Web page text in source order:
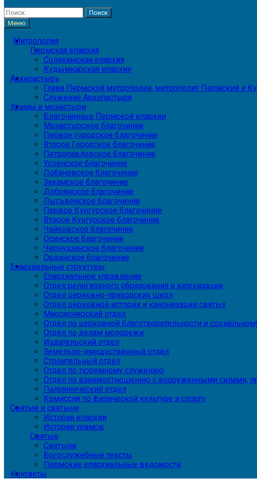
Найти:
Меню
Митрополия
Пермская епархия
Соликамская епархия
Кудымкарская епархия
Архипастырь
Глава Пермской митрополии, митрополит Пермский и
Служение Архипастыря
Храмы и монастыри
Благочинные Пермской епархии
Монастырское благочиние
Первое городское благочиние
Второе Городское благочиние
Петропавловское благочиние
Успенское благочиние
Лобановское благочиние
Закамское благочиние
Добрянское благочиние
Лысьвенское благочиние
Первое Кунгурское благочиние
Второе Кунгурское благочиние
Чайковское благочиние
Осинское благочиние
Чернушинское благочиние
Ординское благочиние
Епархиальные структуры
Епархиальное управление
Отдел религиозного образования и катехизации
Отдел церковно-приходских школ
Отдел церковной истории и канонизации святых
Миссионерский отдел
Отдел по церковной благотворительности и
Отдел по делам молодежи
Издательский отдел
Земельно-имущественный отдел
Строительный отдел
Отдел по тюремному служению
Отдел по взаимоотношению с вооруженными силами,
Паломнический отдел
Комиссия по физической культуре и спорту
Святые и святыни
История епархии
История храмов
Святые
Святыни
Богослужебные тексты
Пермские епархиальные ведомости
Контакты